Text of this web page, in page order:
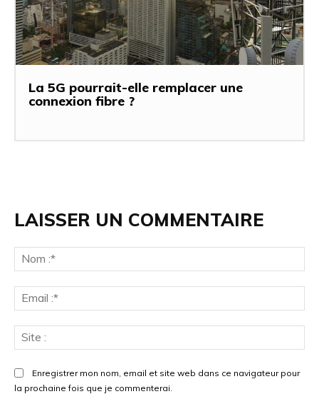
La 5G pourrait-elle remplacer une
connexion fibre ?
LAISSER UN COMMENTAIRE
Enregistrer mon nom, email et site web dans ce navigateur pour
la prochaine fois que je commenterai.